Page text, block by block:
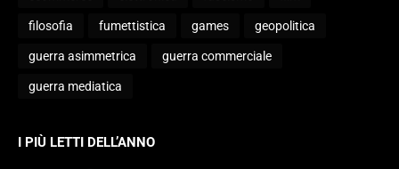
filosofia fumettistica games geopolitica
guerra asimmetrica guerra commerciale
guerra mediatica
I PIÙ LETTI DELL’ANNO